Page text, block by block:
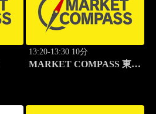
13:20-13:30 10分
MARKET COMPASS 東証